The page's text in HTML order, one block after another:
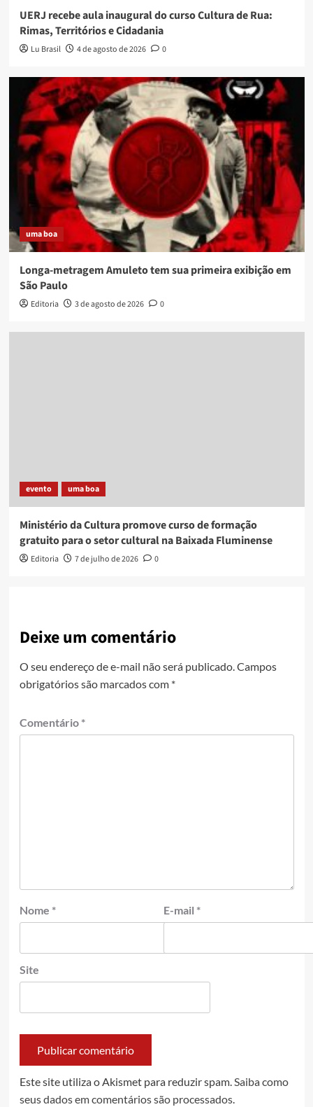
UERJ recebe aula inaugural do curso Cultura de Rua:
Rimas, Territórios e Cidadania
Lu Brasil 4 de agosto de 2026 0
uma boa
Longa-metragem Amuleto tem sua primeira exibição em
São Paulo
Editoria 3 de agosto de 2026 0
evento uma boa
Ministério da Cultura promove curso de formação
gratuito para o setor cultural na Baixada Fluminense
Editoria 7 de julho de 2026 0
Deixe um comentário
O seu endereço de e-mail não será publicado.Campos
obrigatórios são marcados com *
Comentário *
Nome * E-mail *
Site
Este site utiliza o Akismet para reduzir spam.Saiba como
seus dados em comentários são processados.